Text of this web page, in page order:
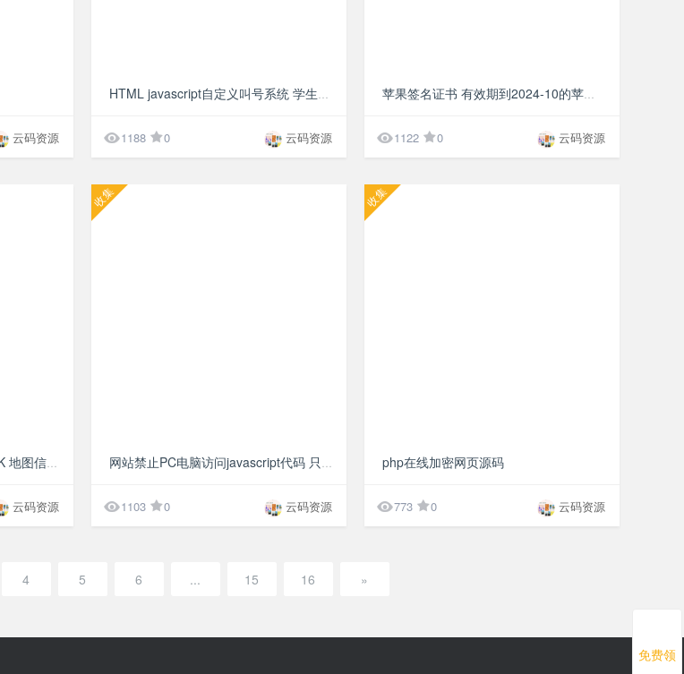
云码资源 1188 0 云码资源 1122 0 云码资源
云码资源
收集
1103 0 云码资源
收集
php在线加密网页源码
773 0 云码资源
4 5 6 ... 15 16 »
免费领